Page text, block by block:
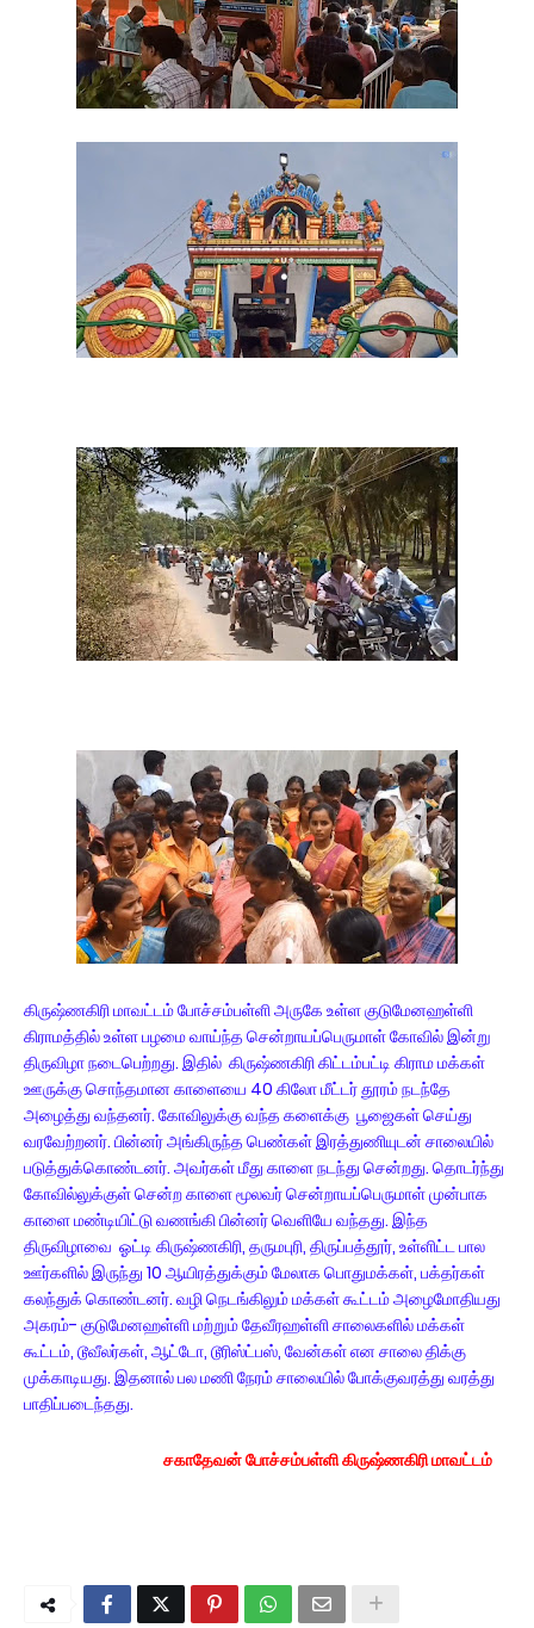
கிருஷ்ணகிரி மாவட்டம் போச்சம்பள்ளி அருகே உள்ள குடுமேனஹள்ளி
கிராமத்தில் உள்ள பழமை வாய்ந்த சென்றாயப்பெருமாள் கோவில் இன்று
திருவிழா நடைபெற்றது. இதில் கிருஷ்ணகிரி கிட்டம்பட்டி கிராம மக்கள்
ஊருக்கு சொந்தமான காளையை 40 கிலோ மீட்டர் தூரம் நடந்தே
அழைத்து வந்தனர். கோவிலுக்கு வந்த களைக்கு பூஜைகள் செய்து
வரவேற்றனர். பின்னர் அங்கிருந்த பெண்கள் இரத்துணியுடன் சாலையில்
படுத்துக்கொண்டனர். அவர்கள் மீது காளை நடந்து சென்றது. தொடர்ந்து
கோவில்லுக்குள் சென்ற காளை மூலவர் சென்றாயப்பெருமாள் முன்பாக
காளை மண்டியிட்டு வணங்கி பின்னர் வெளியே வந்தது. இந்த
திருவிழாவை ஓட்டி கிருஷ்ணகிரி, தருமபுரி, திருப்பத்தூர், உள்ளிட்ட பால
ஊர்களில் இருந்து 10 ஆயிரத்துக்கும் மேலாக பொதுமக்கள், பக்தர்கள்
கலந்துக் கொண்டனர். வழி நெடங்கிலும் மக்கள் கூட்டம் அழைமோதியது
அகரம்- குடுமேனஹள்ளி மற்றும் தேவீரஹள்ளி சாலைகளில் மக்கள்
கூட்டம், டூவீலர்கள், ஆட்டோ, டூரிஸ்ட்பஸ், வேன்கள் என சாலை திக்கு
முக்காடியது. இதனால் பல மணி நேரம் சாலையில் போக்குவரத்து வரத்து
பாதிப்படைந்தது.
சகாதேவன் போச்சம்பள்ளி கிருஷ்ணகிரி மாவட்டம்